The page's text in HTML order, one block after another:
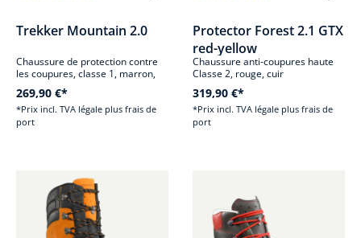
Trekker Mountain 2.0
Chaussure de protection contre
les coupures, classe 1, marron,
269,90 €*
*Prix incl. TVA légale plus frais de
port
Protector Forest 2.1 GTX
red-yellow
Chaussure anti-coupures haute
Classe 2, rouge, cuir
319,90 €*
*Prix incl. TVA légale plus frais de
port